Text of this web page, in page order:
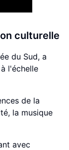
culturelle
du Sud, a
l'échelle
de la
la musique
avec